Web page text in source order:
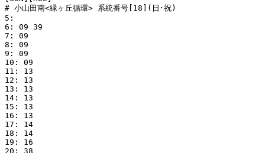
# 小山田南<緑ヶ丘循環> 系統番号[18](日･祝)
5:
6: 09 39
7: 09
8: 09
9: 09
10: 09
11: 13
12: 13
13: 13
14: 13
15: 13
16: 13
17: 14
18: 14
19: 16
20: 38